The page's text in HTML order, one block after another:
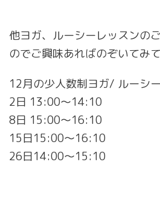
他ヨガ、ルーシーレッスンの
のでご興味あればのぞいてみ
12月の少人数制ヨガ/ ルーシ
2日 13:00〜14:10
8日 15:00〜16:10
15日15:00〜16:10
26日14:00〜15:10